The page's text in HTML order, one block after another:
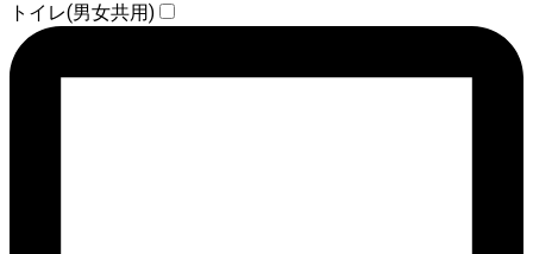
トイレ(男女共用)